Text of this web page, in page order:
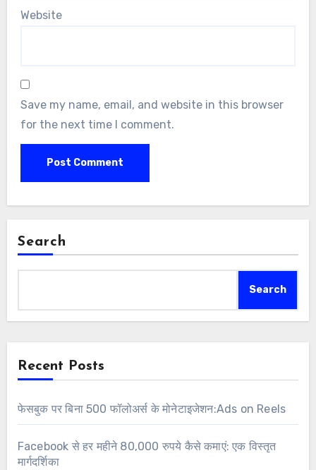
Website
Save my name, email, and website in this browser
for the next time I comment.
Search
Search
Recent Posts
फेसबुक पर बिना 500 फॉलोअर्स के मोनेटाइजेशन:Ads on Reels
Facebook से हर महीने 80,000 रुपये कैसे कमाएं: एक विस्तृत
मार्गदर्शिका